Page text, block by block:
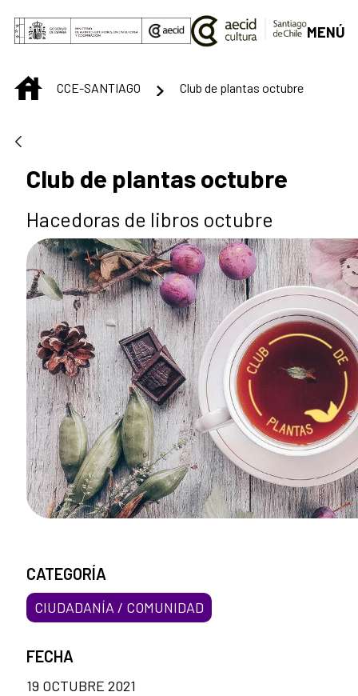
Saltar al contenido principal
MENÚ
INICIOCCE-SANTIAGO Club de plantas octubre
Club de plantas octubre
Hacedoras de libros octubre
CATEGORÍA
CIUDADANÍA / COMUNIDAD
FECHA
19 OCTUBRE 2021